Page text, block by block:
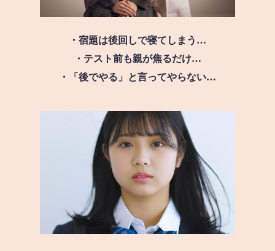
・宿題は後回しで寝てしまう…
・テスト前も親が焦るだけ…
・「後でやる」と言ってやらない…